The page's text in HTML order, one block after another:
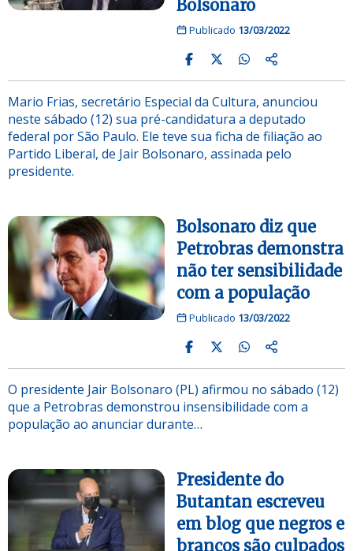
Bolsonaro
Publicado 13/03/2022
Mario Frias, secretário Especial da Cultura, anunciou
neste sábado (12) sua pré-candidatura a deputado
federal por São Paulo. Ele teve sua ficha de filiação ao
Partido Liberal, de Jair Bolsonaro, assinada pelo
presidente.
Bolsonaro diz que
Petrobras demonstra
não ter sensibilidade
com a população
Publicado 13/03/2022
O presidente Jair Bolsonaro (PL) afirmou no sábado (12)
que a Petrobras demonstrou insensibilidade com a
população ao anunciar durante…
Presidente do
Butantan escreveu
em blog que negros e
brancos são culpados